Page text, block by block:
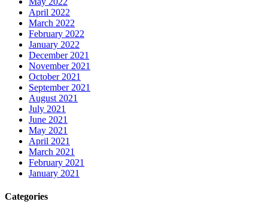
April 2022
March 2022
February 2022
January 2022
December 2021
November 2021
October 2021
September 2021
August 2021
July 2021
June 2021
May 2021
April 2021
March 2021
February 2021
January 2021
Categories